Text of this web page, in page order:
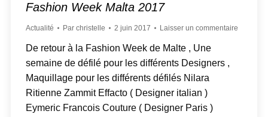
Fashion Week Malta 2017
Actualité Par christelle 2 juin 2017 Laisser un commentaire
De retour à la Fashion Week de Malte , Une
semaine de défilé pour les différents Designers ,
Maquillage pour les différents défilés Nilara
Ritienne Zammit Effacto ( Designer italian )
Eymeric Francois Couture ( Designer Paris )